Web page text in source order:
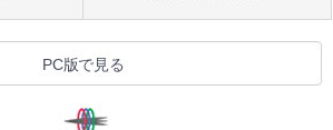
PC版で見る